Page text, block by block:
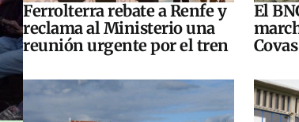
Ferrolterra rebate a Renfe y
reclama al Ministerio una
reunión urgente por el tren
El